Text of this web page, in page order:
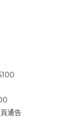
通告